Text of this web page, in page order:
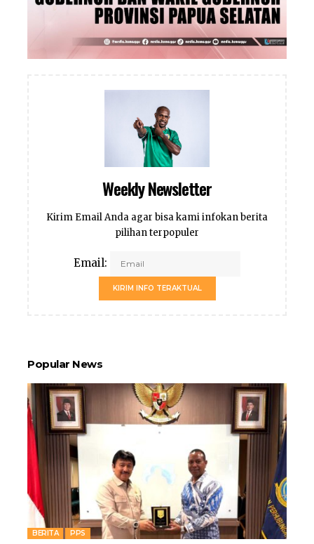
Weekly Newsletter
Kirim Email Anda agar bisa kami infokan berita
pilihan terpopuler
Email:
KIRIM INFO TERAKTUAL
Popular News
BERITA PPS